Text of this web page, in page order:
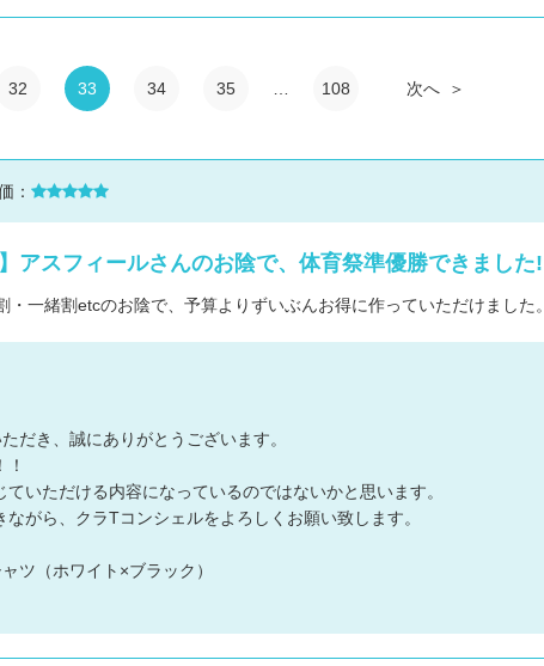
ト
デザインの送り方
ード
32 33 34 35 108 次へ
：
アスフィールさんのお陰で、体育祭準優勝できました!
一緒割etcのお陰で、予算よりずいぶんお得に作っていただけました。
だき、誠にありがとうございます。
いただける内容になっているのではないかと思います。
がら、クラTコンシェルをよろしくお願い致します。
ツ（ホワイト×ブラック）